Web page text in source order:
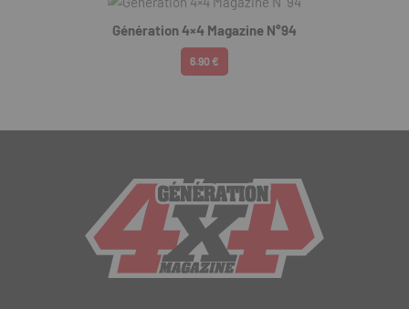
Génération 4×4 Magazine N°94
6.90 €